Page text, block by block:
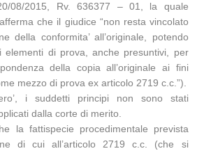
08/2015, Rv. 636377 – 01, la quale
che il giudice “non resta vincolato
della conformita’ all’originale, potendo
elementi di prova, anche presuntivi, per
della copia all’originale ai fini
mezzo di prova ex articolo 2719 c.c.”).
i suddetti principi non sono stati
dalla corte di merito.
la fattispecie procedimentale prevista
di cui all’articolo 2719 c.c. (che si